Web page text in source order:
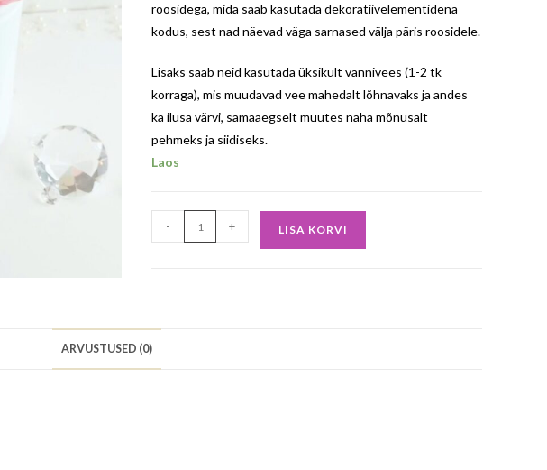
roosidega, mida saab kasutada dekoratiivelementidena
kodus, sest nad näevad väga sarnased välja päris roosidele.
Lisaks saab neid kasutada üksikult vannivees (1-2 tk
korraga), mis muudavad vee mahedalt lõhnavaks ja andes
ka ilusa värvi, samaaegselt muutes naha mõnusalt
pehmeks ja siidiseks.
Laos
- + LISA KORVI
ARVUSTUSED (0)